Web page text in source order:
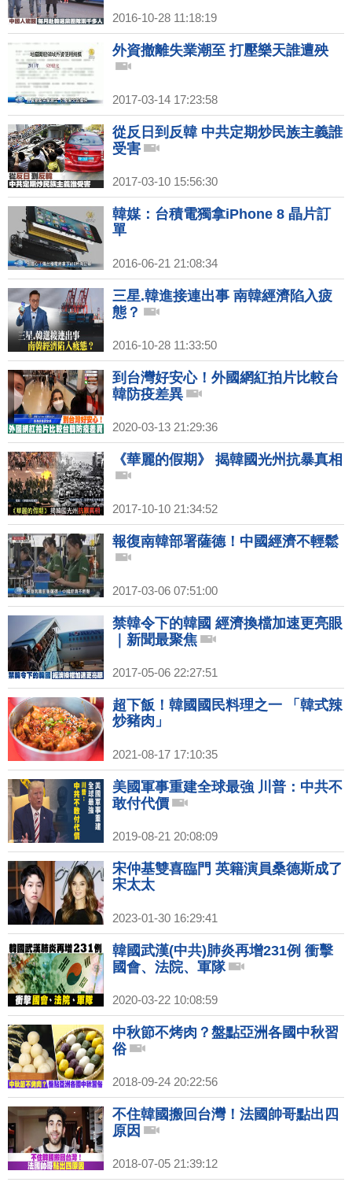
2016-10-28 11:18:19
外資撤離失業潮至 打壓樂天誰遭殃
2017-03-14 17:23:58
從反日到反韓 中共定期炒民族主義誰
受害
2017-03-10 15:56:30
韓媒：台積電獨拿iPhone 8 晶片訂
單
2016-06-21 21:08:34
三星.韓進接連出事 南韓經濟陷入疲
態？
2016-10-28 11:33:50
到台灣好安心！外國網紅拍片比較台
韓防疫差異
2020-03-13 21:29:36
《華麗的假期》 揭韓國光州抗暴真相
2017-10-10 21:34:52
報復南韓部署薩德！中國經濟不輕鬆
2017-03-06 07:51:00
禁韓令下的韓國 經濟換檔加速更亮眼
｜新聞最聚焦
2017-05-06 22:27:51
超下飯！韓國國民料理之一 「韓式辣
炒豬肉」
2021-08-17 17:10:35
美國軍事重建全球最強 川普：中共不
敢付代價
2019-08-21 20:08:09
宋仲基雙喜臨門 英籍演員桑德斯成了
宋太太
2023-01-30 16:29:41
韓國武漢(中共)肺炎再增231例 衝擊
國會、法院、軍隊
2020-03-22 10:08:59
中秋節不烤肉？盤點亞洲各國中秋習
俗
2018-09-24 20:22:56
不住韓國搬回台灣！法國帥哥點出四
原因
2018-07-05 21:39:12